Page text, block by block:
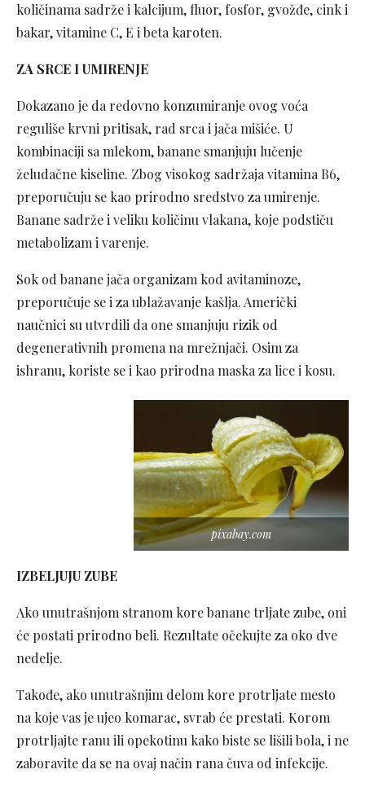
količinama sadrže i kalcijum, fluor, fosfor, gvožđe, cink i
bakar, vitamine C, E i beta karoten.
ZA SRCE I UMIRENJE
Dokazano je da redovno konzumiranje ovog voća
reguliše krvni pritisak, rad srca i jača mišiće. U
kombinaciji sa mlekom, banane smanjuju lučenje
želudačne kiseline. Zbog visokog sadržaja vitamina B6,
preporučuju se kao prirodno sredstvo za umirenje.
Banane sadrže i veliku količinu vlakana, koje podstiču
metabolizam i varenje.
Sok od banane jača organizam kod avitaminoze,
preporučuje se i za ublažavanje kašlja. Američki
naučnici su utvrdili da one smanjuju rizik od
degenerativnih promena na mrežnjači. Osim za
ishranu, koriste se i kao prirodna maska za lice i kosu.
pixabay.com
IZBELJUJU ZUBE
Ako unutrašnjom stranom kore banane trljate zube, oni
će postati prirodno beli. Rezultate očekujte za oko dve
nedelje.
Takođe, ako unutrašnjim delom kore protrljate mesto
na koje vas je ujeo komarac, svrab će prestati. Korom
protrljajte ranu ili opekotinu kako biste se lišili bola, i ne
zaboravite da se na ovaj način rana čuva od infekcije.